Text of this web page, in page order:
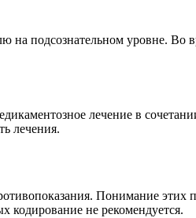
на подсознательном уровне.
лечение в
лечения.
Понимание этих
кодирование не рекомендуется.